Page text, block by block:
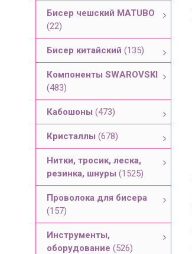
Бисер чешский MATUBO
(22)
Бисер китайский (135)
Компоненты SWAROVSKI
(483)
Кабошоны (473)
Кристаллы (678)
Нитки, тросик, леска,
резинка, шнуры (1525)
Проволока для бисера
(157)
Инструменты,
оборудование (526)